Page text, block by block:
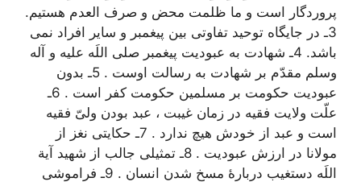
پروردگار است و ما ظلمت محض و صرف العدم هستیم.
3ـ در جایگاه توحید تفاوتی بین پیغمبر و سایر افراد نمی
باشد. 4ـ شهادت به عبودیت پیغمبر صلی اللَه علیه و آله
وسلم مقدّم بر شهادت به رسالت اوست . 5ـ بدون
عبودیت حکومت بر مسلمین حکومت کفر است . 6ـ
علّت ولایت فقیه در زمان غیبت ، عبد بودن ولیّ فقیه
است و عبد از خودش هیچ ندارد . 7ـ حکایتی نغز از
مولانا در ارزش عبودیت . 8ـ تمثیلی جالب از شهید آیة
اللَه دستغیب دربارۀ مسخ شدن انسان . 9ـ فراموشی